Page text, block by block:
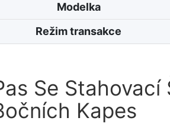
Modelka
Režim transakce
Se Stahovací
Kapes